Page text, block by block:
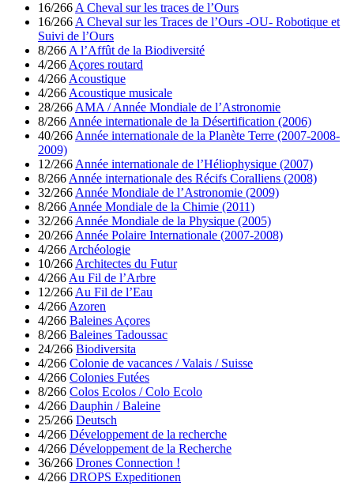
16/266 A Cheval sur les traces de l’Ours
16/266 A Cheval sur les Traces de l’Ours -OU- Robotique et
Suivi de l’Ours
8/266 A l’Affût de la Biodiversité
4/266 Açores routard
4/266 Acoustique
4/266 Acoustique musicale
28/266 AMA / Année Mondiale de l’Astronomie
8/266 Année internationale de la Désertification (2006)
40/266 Année internationale de la Planète Terre (2007-2008-
2009)
12/266 Année internationale de l’Héliophysique (2007)
8/266 Année internationale des Récifs Coralliens (2008)
32/266 Année Mondiale de l’Astronomie (2009)
8/266 Année Mondiale de la Chimie (2011)
32/266 Année Mondiale de la Physique (2005)
20/266 Année Polaire Internationale (2007-2008)
4/266 Archéologie
10/266 Architectes du Futur
4/266 Au Fil de l’Arbre
12/266 Au Fil de l’Eau
4/266 Azoren
4/266 Baleines Açores
8/266 Baleines Tadoussac
24/266 Biodiversita
4/266 Colonie de vacances / Valais / Suisse
4/266 Colonies Futées
8/266 Colos Ecolos / Colo Ecolo
4/266 Dauphin / Baleine
25/266 Deutsch
4/266 Développement de la recherche
4/266 Développement de la Recherche
36/266 Drones Connection !
4/266 DROPS Expeditionen